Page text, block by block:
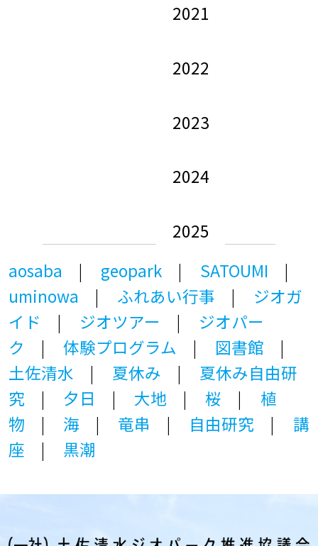
2021
2022
2023
2024
2025
aosaba geopark
SATOUMI
uminowa
ふれあい行事
ジオガ
イド
ジオツアー
ジオパー
ク
体験プログラム
図書館
土佐清水
夏休み
夏休み自由研
究
夕日 大地 桜
植
物
海 竜串 自由研究
講
座
黒潮